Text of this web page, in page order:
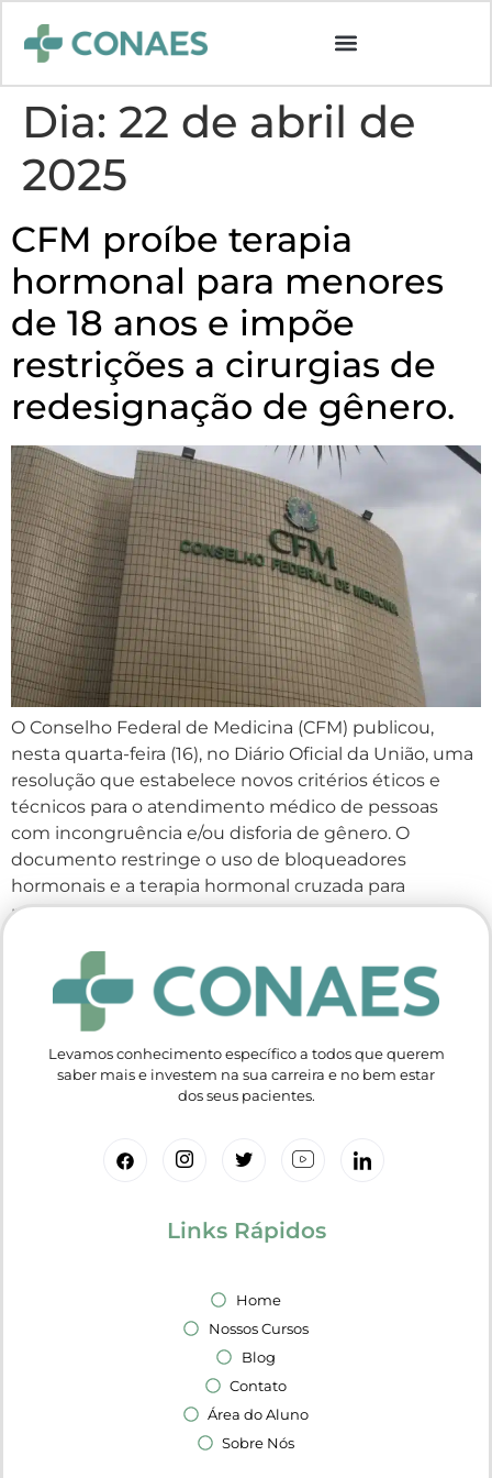
Dia: 22 de abril de
2025
CFM proíbe terapia
hormonal para menores
de 18 anos e impõe
restrições a cirurgias de
redesignação de gênero.
O Conselho Federal de Medicina (CFM) publicou,
nesta quarta-feira (16), no Diário Oficial da União, uma
resolução que estabelece novos critérios éticos e
técnicos para o atendimento médico de pessoas
com incongruência e/ou disforia de gênero. O
documento restringe o uso de bloqueadores
hormonais e a terapia hormonal cruzada para
menores de idade, além de […]
Levamos conhecimento específico a todos que querem
saber mais e investem na sua carreira e no bem estar
dos seus pacientes.
Links Rápidos
Home
Nossos Cursos
Blog
Contato
Área do Aluno
Sobre Nós